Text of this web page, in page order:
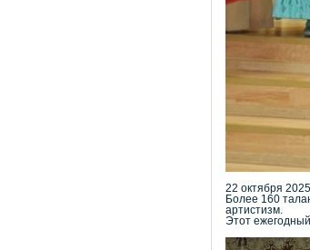
22 октября
Более 160
артистизм.
Этот